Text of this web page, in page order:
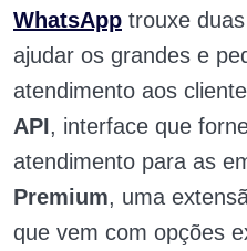
WhatsApp trouxe
ajudar os grandes e
atendimento aos
API, interface que
atendimento para as
Premium, uma
que vem com opções